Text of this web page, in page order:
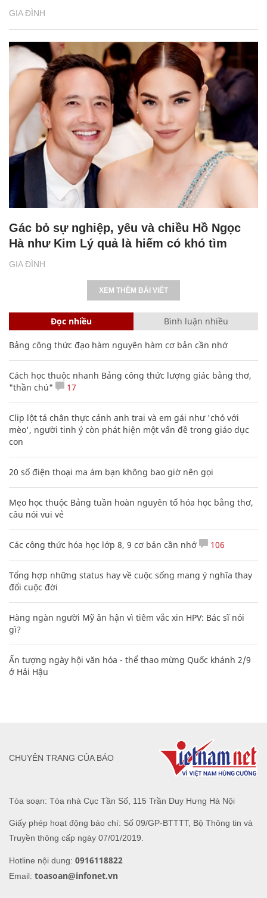
GIA ĐÌNH
GIA ĐÌNH
Gác bỏ sự nghiệp, yêu và chiều Hồ Ngọc
Hà như Kim Lý quả là hiếm có khó tìm
XEM THÊM BÀI VIẾT
Đọc nhiều Bình luận nhiều
Bảng công thức đạo hàm nguyên hàm cơ bản cần nhớ
Cách học thuộc nhanh Bảng công thức lượng giác bằng thơ,
"thần chú"
17
Clip lột tả chân thực cảnh anh trai và em gái như 'chó với
mèo', người tinh ý còn phát hiện một vấn đề trong giáo dục
con
20 số điện thoại ma ám bạn không bao giờ nên gọi
Mẹo học thuộc Bảng tuần hoàn nguyên tố hóa học bằng thơ,
câu nói vui vẻ
Các công thức hóa học lớp 8, 9 cơ bản cần nhớ 106
Tổng hợp những status hay về cuộc sống mang ý nghĩa thay
đổi cuộc đời
Hàng ngàn người Mỹ ân hận vì tiêm vắc xin HPV: Bác sĩ nói
gì?
Ấn tượng ngày hội văn hóa - thể thao mừng Quốc khánh 2/9
ở Hải Hậu
Tòa soạn: Tòa nhà Cục Tần Số, 115 Trần Duy Hưng Hà Nội
Giấy phép hoạt động báo chí: Số 09/GP-BTTTT, Bộ Thông tin và
Truyền thông cấp ngày 07/01/2019.
Hotline nội dung: 0916118822
Email: toasoan@infonet.vn
CHUYÊN TRANG CỦA BÁO